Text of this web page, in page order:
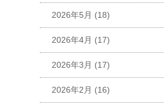
2026年5月 (18)
2026年4月 (17)
2026年3月 (17)
2026年2月 (16)